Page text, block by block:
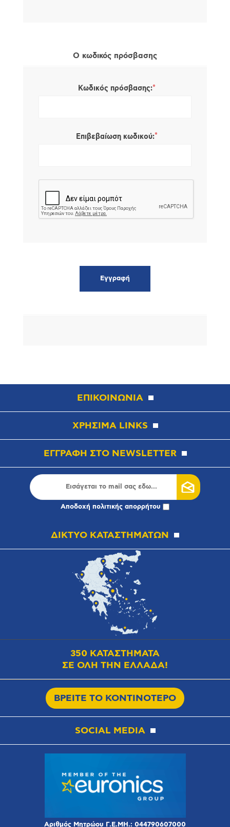
Ο κωδικός πρόσβασης
Κωδικός πρόσβασης:*
Επιβεβαίωση κωδικού:*
ΕΠΙΚΟΙΝΩΝΙΑ
ΧΡΗΣΙΜΑ LINKS
ΕΓΓΡΑΦΗ ΣΤΟ NEWSLETTER
Αποδοχή πολιτικής απορρήτου
ΔΙΚΤΥΟ ΚΑΤΑΣΤΗΜΑΤΩΝ
350 ΚΑΤΑΣΤΗΜΑΤΑ
ΣΕ ΟΛΗ ΤΗΝ ΕΛΛΑΔΑ!
ΒΡΕΙΤΕ ΤΟ ΚΟΝΤΙΝΟΤΕΡΟ
SOCIAL MEDIA